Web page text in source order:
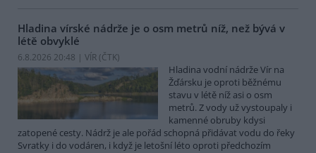
Hladina vírské nádrže je o osm metrů níž, než bývá v
létě obvyklé
6.8.2026 20:48 | VÍR (ČTK)
Hladina vodní nádrže Vír na
Žďársku je oproti běžnému
stavu v létě níž asi o osm
metrů. Z vody už vystoupaly i
kamenné obruby kdysi
zatopené cesty. Nádrž je ale pořád schopná přidávat vodu do řeky
Svratky i do vodáren, i když je letošní léto oproti předchozím